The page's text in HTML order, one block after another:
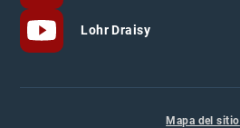
Lohr Draisy
Mapa del sitio